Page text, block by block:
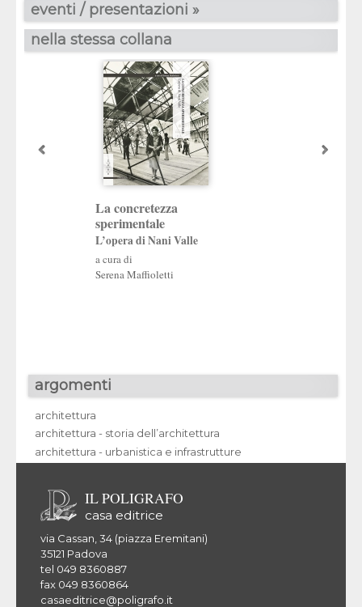
eventi / presentazioni »
nella stessa collana
La concretezza
sperimentale
L’opera di Nani Valle
a cura di
Serena Maffioletti
argomenti
architettura
architettura - storia dell’architettura
architettura - urbanistica e infrastrutture
IL POLIGRAFO
casa editrice
via Cassan, 34 (piazza Eremitani)
35121 Padova
tel 049 8360887
fax 049 8360864
casaeditrice@poligrafo.it